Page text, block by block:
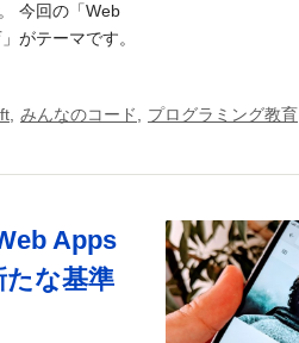
今回の「Web
がテーマです。
みんなのコード プログラミング教育
Apps
な基準